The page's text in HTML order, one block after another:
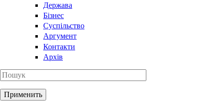
Держава
Бізнес
Суспільство
Аргумент
Контакти
Архів